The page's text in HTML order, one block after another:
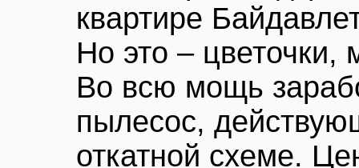
квартире
Но это –
Во всю мощь
пылесос,
откатной схеме.